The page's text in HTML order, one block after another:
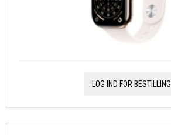
LOG IND FOR BESTILLING